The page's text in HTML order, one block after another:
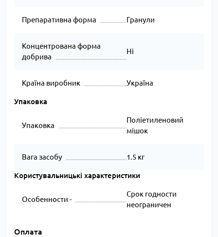
Препаративна форма Гранули
Концентрована форма
добрива
Ні
Країна виробник Україна
Упаковка
Упаковка
Поліетиленовий
мішок
Вага засобу 1.5 кг
Користувальницькі характеристики
Особенности -
Срок годности
неограничен
Оплата